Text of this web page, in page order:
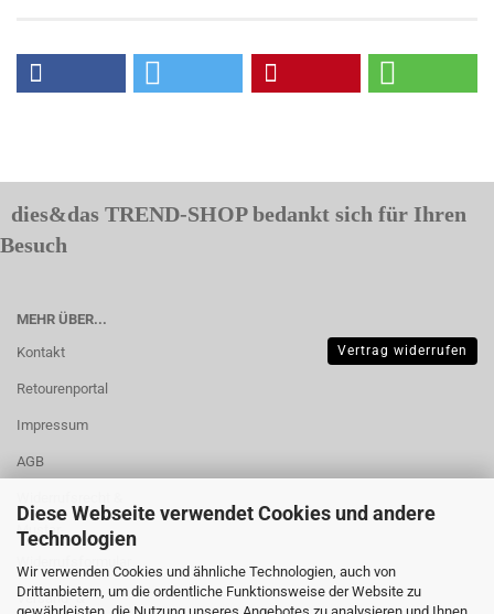
Diese Webseite verwendet Cookies und andere
Technologien
Wir verwenden Cookies und ähnliche Technologien, auch von
Drittanbietern, um die ordentliche Funktionsweise der Website zu
gewährleisten, die Nutzung unseres Angebotes zu analysieren und Ihnen
dies&das TREND-SHOP bedankt sich für Ihren
Besuch
MEHR ÜBER...
Kontakt
Retourenportal
Impressum
AGB
Muster-
Widerrufsformular
Versand- &
Vertrag widerrufen